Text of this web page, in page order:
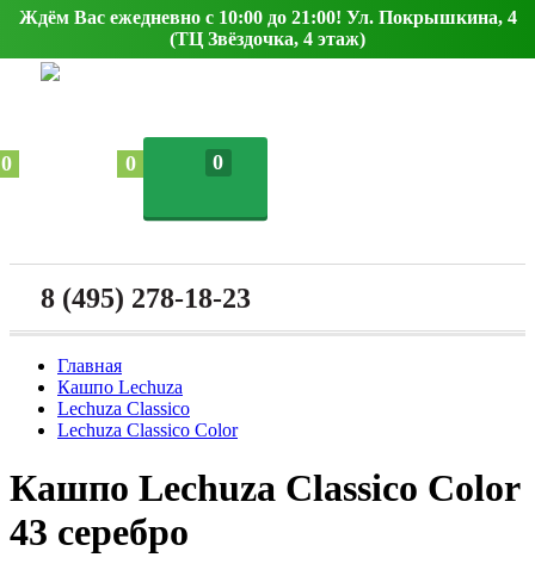
Ждём Вас ежедневно с 10:00 до 21:00! Ул. Покрышкина, 4
(ТЦ Звёздочка, 4 этаж)
0
0 0
8 (495) 278-18-23
Главная
Кашпо Lechuza
Lechuza Classico
Lechuza Classico Color
Кашпо Lechuza Classico Color
43 серебро